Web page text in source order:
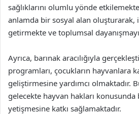
sağlıklarını olumlu yönde
anlamda bir sosyal alan oluşturarak,
getirmekte ve toplumsal
Ayrıca, barınak aracılığıyla
programları, çocukların hayvanlara
geliştirmesine yardımcı olmaktadır.
gelecekte hayvan hakları
yetişmesine katkı sağlamaktadır.